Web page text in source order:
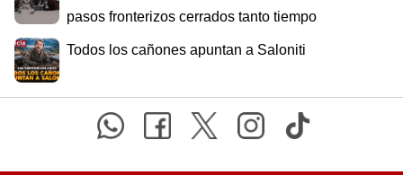
pasos fronterizos cerrados tanto tiempo
Todos los cañones apuntan a Saloniti